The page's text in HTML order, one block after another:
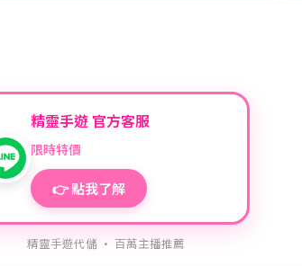
精靈手遊 官方客服
限時特價
👉 點我了解
精靈手遊代儲 · 百萬主播推薦